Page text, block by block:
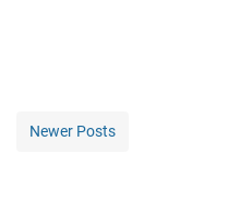
Newer Posts